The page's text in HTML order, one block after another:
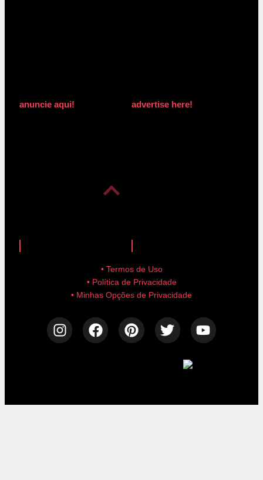
anuncie aqui! advertise here!
• Termos de Uso
• Política de Privacidade
• Minhas Opções de Privacidade